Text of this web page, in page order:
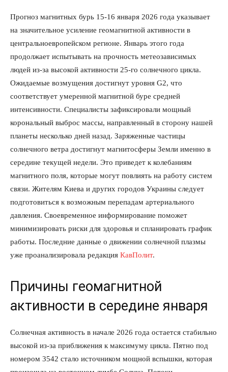
Прогноз магнитных бурь 15-16 января 2026 года указывает
на значительное усиление геомагнитной активности в
центральноевропейском регионе. Январь этого года
продолжает испытывать на прочность метеозависимых
людей из-за высокой активности 25-го солнечного цикла.
Ожидаемые возмущения достигнут уровня G2, что
соответствует умеренной магнитной буре средней
интенсивности. Специалисты зафиксировали мощный
корональный выброс массы, направленный в сторону нашей
планеты несколько дней назад. Заряженные частицы
солнечного ветра достигнут магнитосферы Земли именно в
середине текущей недели. Это приведет к колебаниям
магнитного поля, которые могут повлиять на работу систем
связи. Жителям Киева и других городов Украины следует
подготовиться к возможным перепадам артериального
давления. Своевременное информирование поможет
минимизировать риски для здоровья и спланировать график
работы. Последние данные о движении солнечной плазмы
уже проанализировала редакция КавПолит.
Причины геомагнитной
активности в середине января
Солнечная активность в начале 2026 года остается стабильно
высокой из-за приближения к максимуму цикла. Пятно под
номером 3542 стало источником мощной вспышки, которая